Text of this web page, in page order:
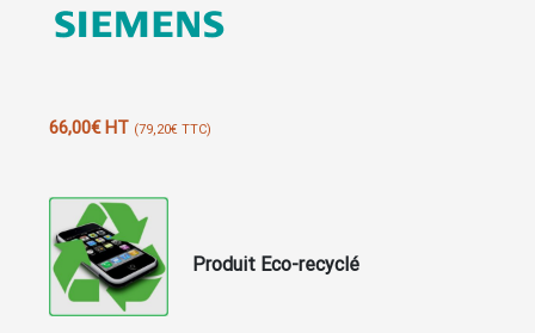
66,00€HT (79,20€ TTC)
Produit Eco-recyclé